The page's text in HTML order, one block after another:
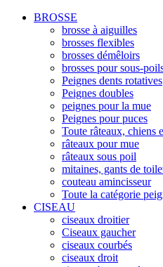
BROSSE
brosse à aiguilles
brosses flexibles
brosses démêloirs
brosses pour sous-
Peignes dents rotatives
Peignes doubles
peignes pour la mue
Peignes pour puces
Toute râteaux, chiens
râteaux pour mue
râteaux sous poil
mitaines, gants de
couteau amincisseur
Toute la catégorie
CISEAU
ciseaux droitier
Ciseaux gaucher
ciseaux courbés
ciseaux droit